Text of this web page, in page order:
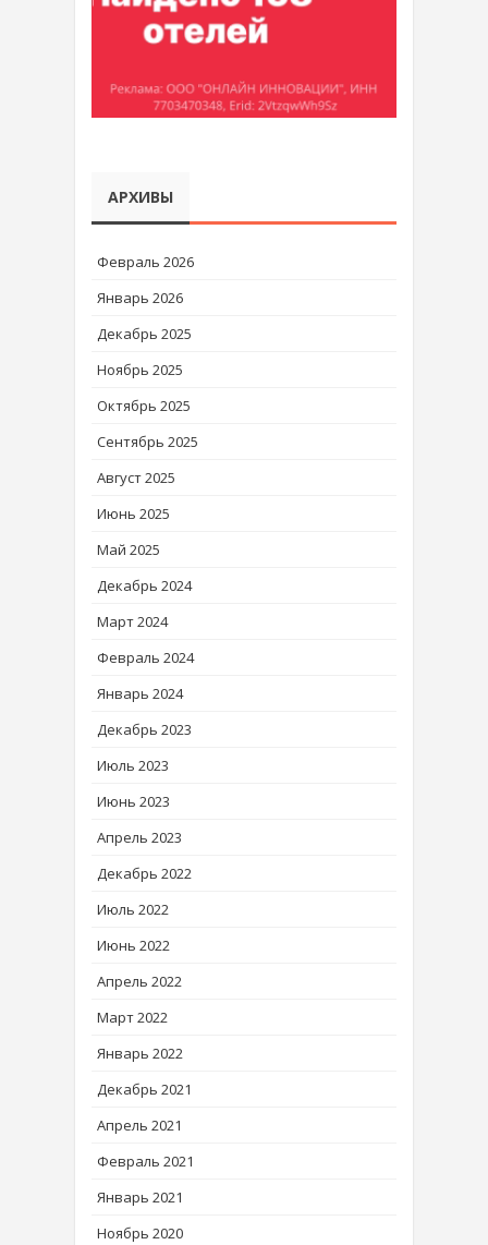
АРХИВЫ
Февраль 2026
Январь 2026
Декабрь 2025
Ноябрь 2025
Октябрь 2025
Сентябрь 2025
Август 2025
Июнь 2025
Май 2025
Декабрь 2024
Март 2024
Февраль 2024
Январь 2024
Декабрь 2023
Июль 2023
Июнь 2023
Апрель 2023
Декабрь 2022
Июль 2022
Июнь 2022
Апрель 2022
Март 2022
Январь 2022
Декабрь 2021
Апрель 2021
Февраль 2021
Январь 2021
Ноябрь 2020